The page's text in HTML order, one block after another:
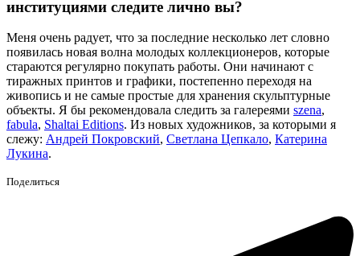
институциями следите лично вы?
Меня очень радует, что за последние несколько лет словно
появилась новая волна молодых коллекционеров, которые
стараются регулярно покупать работы. Они начинают с
тиражных принтов и графики, постепенно переходя на
живопись и не самые простые для хранения скульптурные
объекты. Я бы рекомендовала следить за галереями szena,
fabula, Shaltai Editions. Из новых художников, за которыми я
слежу: Андрей Покровский, Светлана Цепкало, Катерина
Лукина.
Поделиться